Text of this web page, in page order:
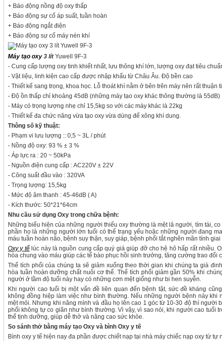
+ Báo động nồng độ oxy thấp
+ Báo động sự cố áp suất, tuần hoàn
+ Báo động ngắt điện
+ Báo động sự cố máy nén khí
Máy tạo oxy 3 lítYuwell 9F-3
- Cung cấp lượng oxy tinh khiết nhất, lưu thông khí lớn, lượng oxy đạt tiêu
- Vật liệu, linh kiện cao cấp được nhập khẩu từ Châu Âu. Độ bền cao
- Thiết kế sang trọng, khoa học. Lỗ thoát khí nằm ở bên trên máy nên rất thuận
- Độ ồn thấp chỉ khoảng 45dB (những máy tạo oxy khác thông thường là 55dB)
- Máy có trọng lượng nhẹ chỉ 15,5kg so với các máy khác là 22kg
- Thiết kế đa chức năng vừa tạo oxy vừa dùng để xông khí dung.
Thông số kỹ thuật:
- Phạm vi lưu lượng :: 0,5 ~ 3L / phút
- Nồng độ oxy: 93 % ± 3 %
- Áp lực ra : 20 ~ 50kPa
- Nguồn điện cung cấp : AC220V ± 22V
- Công suất đầu vào : 320VA
- Trọng lượng: 15,5kg
- Mức độ âm thanh : 45-46dB ( A)
- Kích thước: 50*21*64cm
Nhu cầu sử dụng Oxy trong chữa bệnh:
Những biểu hiện của những người thiếu oxy thường là mệt lả người, tím tái,
phần họ là những người lớn tuổi có thể trạng yếu hoặc những người đang
máu tuần hoàn não, bệnh suy thận, suy giáp, bệnh phổi tắt nghẽn mãn tính
Oxy y tếlúc này là nguồn cung cấp quý giá giúp đỡ cho hệ hô hấp rất nhiều.
hòa chung vào máu giúp các tế bào phục hồi sinh trưởng, tăng cường trao đổi
Thể tích phổi của chúng ta sẽ giảm xuống theo thời gian khi chúng ta già
hòa tuần hoàn dưỡng chất nuôi cơ thể. Thể tích phổi giảm gần 50% khi
người ở tầm độ tuổi này hay có những cơn mệt giống như bi hen suyễn.
Khi người cao tuổi bị một vấn đề liên quan đến bệnh tật, sức đề kháng
không đồng hiệp làm việc như bình thường. Nếu những người bệnh này
mệt mỏi. Nhưng khi nâng mình và đầu họ lên cao 1 góc từ 10-30 độ thì người
phổi không tự co giãn như bình thường. Vì vậy, vì sao nói, khi người cao tuổi
thể tịnh dưỡng, giúp dễ thở và nâng cao sức khỏe.
So sánh thở bằng máy tạo Oxy và bình Oxy y tế
Bình oxy y tế hiện nay đa phần được chiết nạp tại nhà máy chiếc nạp oxy từ tự